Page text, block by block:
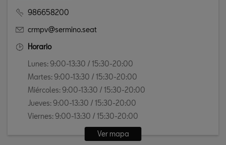
986658200
crmpv@sermino.seat
Horario
Lunes: 9:00-13:30 / 15:30-20:00
Martes: 9:00-13:30 / 15:30-20:00
Miércoles: 9:00-13:30 / 15:30-20:00
Jueves: 9:00-13:30 / 15:30-20:00
Viernes: 9:00-13:30 / 15:30-20:00
Ver mapa